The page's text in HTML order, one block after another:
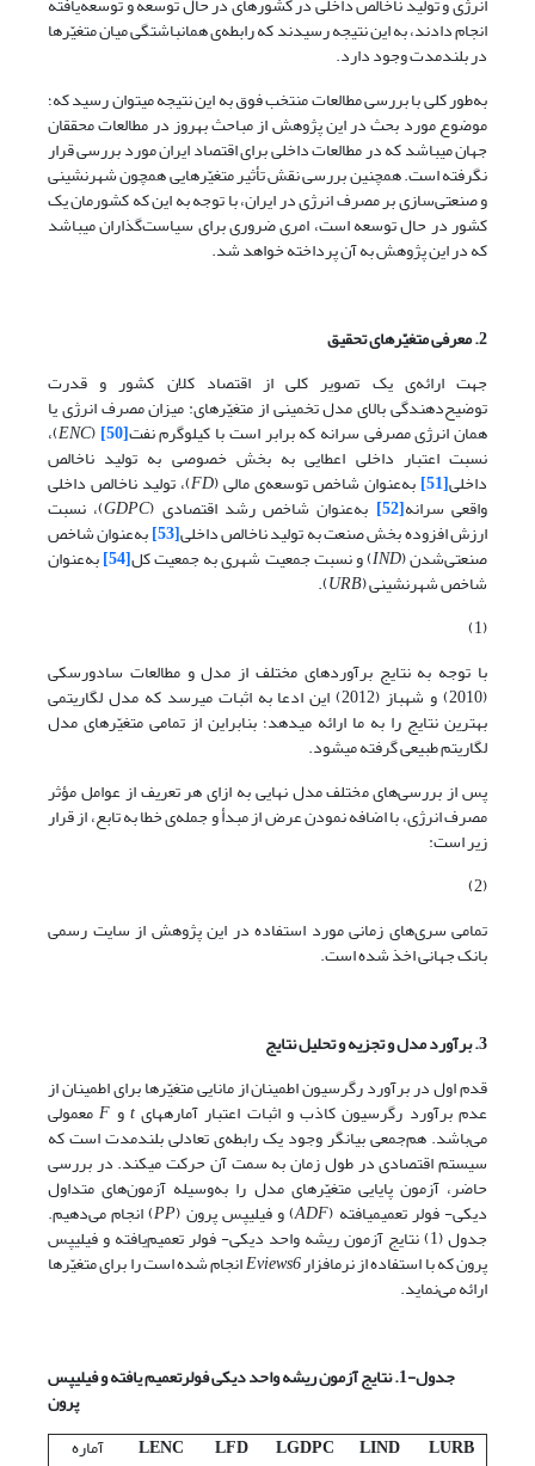
انجام دادند، به این نتیجه رسیدند که رابطه‌ی هم­انباشتگی میان متغیّرها
در بلندمدت وجود دارد.
به‌طور کلی با بررسی مطالعات منتخب فوق به این نتیجه می­توان رسید که؛
موضوع مورد بحث در این پژوهش از مباحث به­روز در مطالعات محققان
جهان می­باشد که در مطالعات داخلی برای اقتصاد ایران مورد بررسی قرار
نگرفته است. همچنین بررسی نقش تأثیر متغیّرهایی همچون شهرنشینی
و صنعتی‌سازی بر مصرف انرژی در ایران، با توجه به این که کشورمان یک
کشور در حال توسعه است، امری ضروری برای سیاست‌گذاران می­باشد
که در این پژوهش به آن پرداخته خواهد شد.
2. معرفی متغیّرهای تحقیق
جهت ارائه‌ی یک تصویر کلی از اقتصاد کلان کشور و قدرت
توضیح‌دهندگی بالای مدل تخمینی از متغیّرهای: میزان مصرف انرژی یا
همان انرژی مصرفی سرانه که برابر است با کیلوگرم نفت[50]
(
ENC)،
نسبت اعتبار داخلی اعطایی به بخش خصوصی به تولید ناخالص
داخلی[51] به‌عنوان شاخص توسعه‌ی مالی (FD)، تولید ناخالص داخلی
واقعی سرانه[52] به‌عنوان شاخص رشد اقتصادی (GDPC)، نسبت
ارزش افزوده بخش صنعت به تولید ناخالص داخلی[53] به‌عنوان شاخص
صنعتی‌شدن (IND) و نسبت جمعیت شهری به جمعیت کل[54] به‌عنوان
شاخص شهرنشینی (URB
).
(1)
با توجه به نتایج برآوردهای مختلف از مدل و مطالعات سادورسکی
(2010) و شهباز (2012) این ادعا به اثبات می­رسد که مدل لگاریتمی
بهترین نتایج را به ما ارائه می­دهد؛ بنابراین از تمامی متغیّرهای مدل
لگاریتم طبیعی گرفته می­شود.
پس از بررسی‌های مختلف مدل نهایی به ازای هر تعریف از عوامل مؤثر
مصرف انرژی، با اضافه نمودن عرض از مبدأ و جمله‌ی خطا به تابع، از قرار
زیر است:
(2)
تمامی سری‌های زمانی مورد استفاده در این پژوهش از سایت رسمی
بانک جهانی اخذ شده است.
3. برآورد مدل و تجزیه و تحلیل نتایج
قدم اول در برآورد رگرسیون اطمینان از مانایی متغیّرها برای اطمینان از
عدم برآورد رگرسیون کاذب و اثبات اعتبار آماره­هایtو Fمعمولی
می‌باشد. هم‌جمعی بیانگر وجود یک رابطه‌ی تعادلی بلندمدت است که
سیستم اقتصادی در طول زمان به سمت آن حرکت می­کند. در بررسی
حاضر، آزمون پایایی متغیّرهای مدل را به‌وسیله آزمون‌های متداول
دیکی- فولر تعمیم­یافته (ADF) و فیلیپس پرون (PP) انجام می‌دهیم.
جدول (1) نتایج آزمون ریشه واحد دیکی- فولر تعمیم‌یافته و فیلیپس
پرون که با استفاده از نرم­افزارEviews6انجام شده است را برای متغیّرها
ارائه می‌نماید.
جدول-1. نتایج آزمون ریشه واحد دیکی فولرتعمیم یافته و فیلیپس
پرون
LURB
LIND
LGDPC
LFD
LENC
آماره